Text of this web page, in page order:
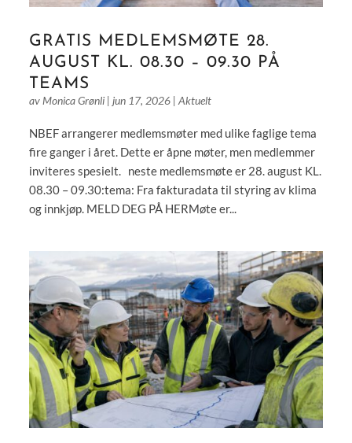
GRATIS MEDLEMSMØTE 28.
AUGUST KL. 08.30 – 09.30 PÅ
TEAMS
av Monica Grønli| jun 17, 2026| Aktuelt
NBEF arrangerer medlemsmøter med ulike faglige tema
fire ganger i året. Dette er åpne møter, men medlemmer
inviteres spesielt. neste medlemsmøte er 28. august KL.
08.30 – 09.30:tema: Fra fakturadata til styring av klima
og innkjøp. MELD DEG PÅ HERMøte er...